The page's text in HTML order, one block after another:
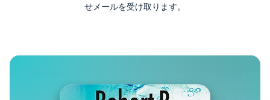
せメールを受け取ります。